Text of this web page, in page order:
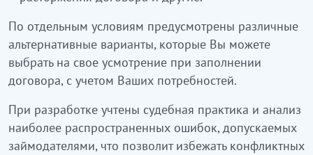
По отдельным условиям предусмотрены различные
альтернативные варианты, которые Вы можете
выбрать на свое усмотрение при заполнении
договора, с учетом Ваших потребностей.
При разработке учтены судебная практика и анализ
наиболее распространенных ошибок, допускаемых
займодателями, что позволит избежать конфликтных